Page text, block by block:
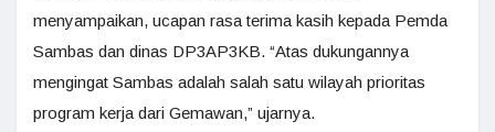
menyampaikan, ucapan rasa terima kasih kepada Pemda
Sambas dan dinas DP3AP3KB. “Atas dukungannya
mengingat Sambas adalah salah satu wilayah prioritas
program kerja dari Gemawan,” ujarnya.